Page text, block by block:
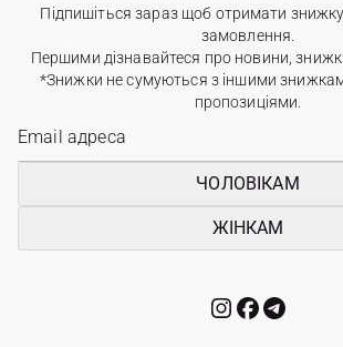
Підпишіться зараз щоб отримати
замовлення.
Першими дізнавайтеся про новини,
*Знижки не сумуються з іншими
пропозиціями.
ЧОЛОВІКАМ
ЖІНКАМ